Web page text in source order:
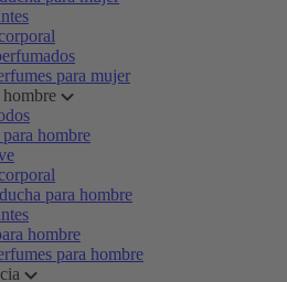
para mujer
hombre
hombre
para hombre
hombre
para hombre